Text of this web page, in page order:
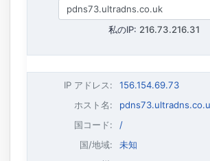
私のIP: 216.73.216.31
IP アドレス:
156.154.69.73
ホスト名:
国コード:
/
国/地域:
未知